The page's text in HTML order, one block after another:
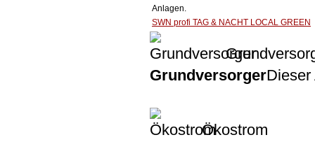
Anlagen.
SWN profi TAG & NACHT LOCAL GREEN
GrundversorgerDieser
Ökostrom